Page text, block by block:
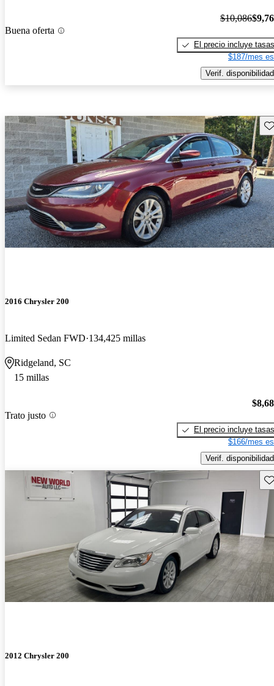
Buena oferta
$10,086
El precio incluye tasas
$187/mes
Verif. disponibilidad
2016 Chrysler 200
Limited Sedan FWD 134,425 millas
Ridgeland, SC
15 millas
Trato justo
El precio incluye tasas
$166/mes
Verif. disponibilidad
2012 Chrysler 200